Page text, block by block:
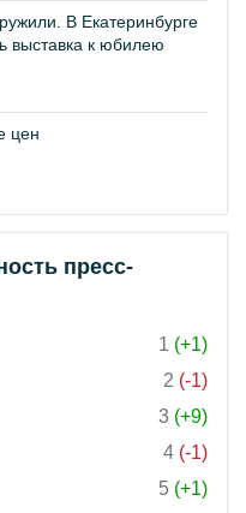
В Екатеринбурге
выставка к юбилею
цен
пресс-
1 (+1)
2 (-1)
3 (+9)
4 (-1)
5 (+1)